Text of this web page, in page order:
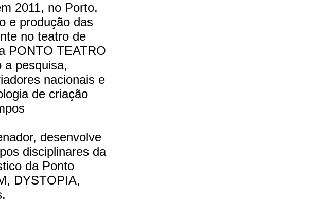
2011, no Porto,
e produção das
no teatro de
PONTO TEATRO
a pesquisa,
nacionais e
de criação
desenvolve
disciplinares da
da Ponto
DYSTOPIA,